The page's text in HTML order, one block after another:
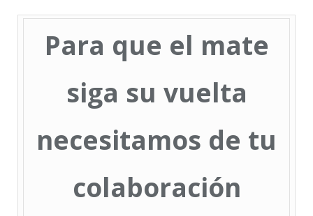
Para que el mate
siga su vuelta
necesitamos de tu
colaboración